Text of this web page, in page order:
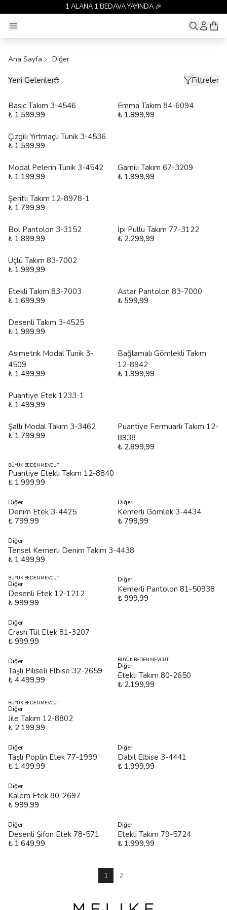
1 ALANA 1 BEDAVA YAYINDA 🎉
Ana Sayfa Diğer
Yeni Gelenler Filtreler
Basic Takım 3-4546
₺ 1.599,99
Emma Takım 84-6094
₺ 1.899,99
Çizgili Yırtmaçlı Tunik 3-4536
₺ 1.599,99
Modal Pelerin Tunik 3-4542
₺ 1.199,99
Garnili Takım 67-3209
₺ 1.999,99
Şeritli Takım 12-8978-1
₺ 1.799,99
Bol Pantolon 3-3152
₺ 1.899,99
İpi Pullu Takım 77-3122
₺ 2.299,99
Üçlü Takım 83-7002
₺ 1.999,99
Etekli Takım 83-7003
₺ 1.699,99
Astar Pantolon 83-7000
₺ 599,99
Desenli Takım 3-4525
₺ 1.999,99
Asimetrik Modal Tunik 3-
4509
₺ 1.499,99
Bağlamalı Gömlekli Takım
12-8942
₺ 1.999,99
Puantiye Etek 1233-1
₺ 1.499,99
Şallı Modal Takım 3-3462
₺ 1.799,99
Puantiye Fermuarlı Takım 12-
8938
₺ 2.899,99
BÜYÜK BEDEN MEVCUT
Puantiye Etekli Takım 12-8840
₺ 1.999,99
Diğer
Denim Etek 3-4425
₺ 799,99
Diğer
Kemerli Gömlek 3-4434
₺ 799,99
Diğer
Tensel Kemerli Denim Takım 3-4438
₺ 1.499,99
BÜYÜK BEDEN MEVCUT
Diğer
Desenli Etek 12-1212
₺ 999,99
Diğer
Kemerli Pantolon 81-50938
₺ 999,99
Diğer
Crash Tül Etek 81-3207
₺ 999,99
Diğer
Taşlı Piliseli Elbise 32-2659
₺ 4.499,99
BÜYÜK BEDEN MEVCUT
Diğer
Etekli Takım 80-2650
₺ 2.199,99
BÜYÜK BEDEN MEVCUT
Diğer
Jile Takım 12-8802
₺ 2.199,99
Diğer
Taşlı Poplin Etek 77-1999
₺ 1.499,99
Diğer
Dabıl Elbise 3-4441
₺ 1.999,99
Diğer
Kalem Etek 80-2697
₺ 999,99
Diğer
Desenli Şifon Etek 78-571
₺ 1.649,99
Diğer
Etekli Takım 79-5724
₺ 1.999,99
1 2